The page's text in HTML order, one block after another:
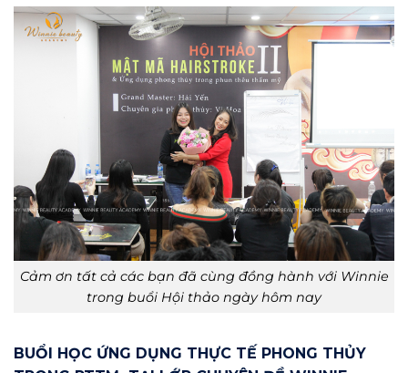
Cảm ơn tất cả các bạn đã cùng đồng hành với Winnie
trong buổi Hội thảo ngày hôm nay
BUỔI HỌC ỨNG DỤNG THỰC TẾ PHONG THỦY